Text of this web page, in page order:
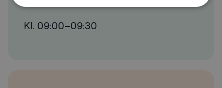
Kl. 09:00–09:30